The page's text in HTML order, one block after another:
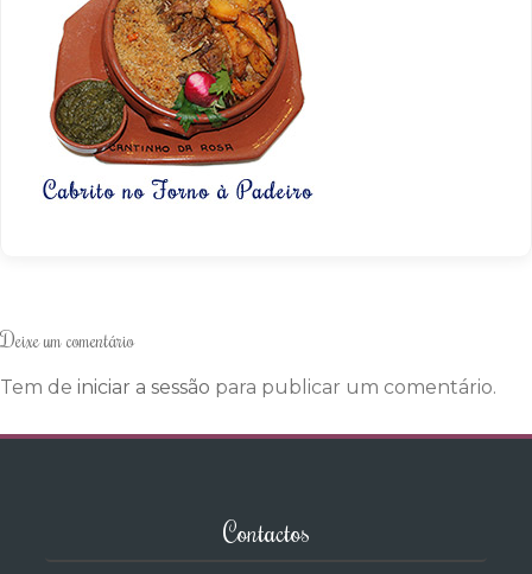
Deixe um comentário
Tem de iniciar a sessão para publicar um comentário.
Contactos